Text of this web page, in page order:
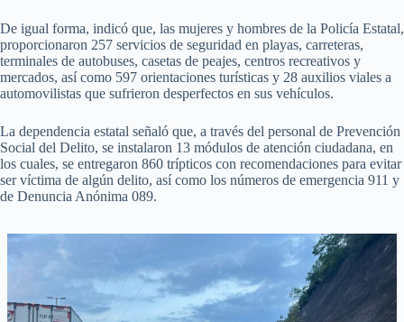
De igual forma, indicó que, las mujeres y hombres de la Policía Estatal,
proporcionaron 257 servicios de seguridad en playas, carreteras,
terminales de autobuses, casetas de peajes, centros recreativos y
mercados, así como 597 orientaciones turísticas y 28 auxilios viales a
automovilistas que sufrieron desperfectos en sus vehículos.
La dependencia estatal señaló que, a través del personal de Prevención
Social del Delito, se instalaron 13 módulos de atención ciudadana, en
los cuales, se entregaron 860 trípticos con recomendaciones para evitar
ser víctima de algún delito, así como los números de emergencia 911 y
de Denuncia Anónima 089.